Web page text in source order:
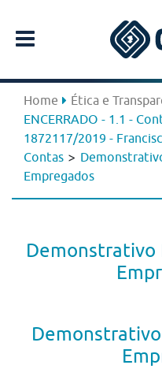
Home Ética e
ENCERRADO - 1.1 -
1872117/2019 -
Contas >
Empregados
Demonstrativo